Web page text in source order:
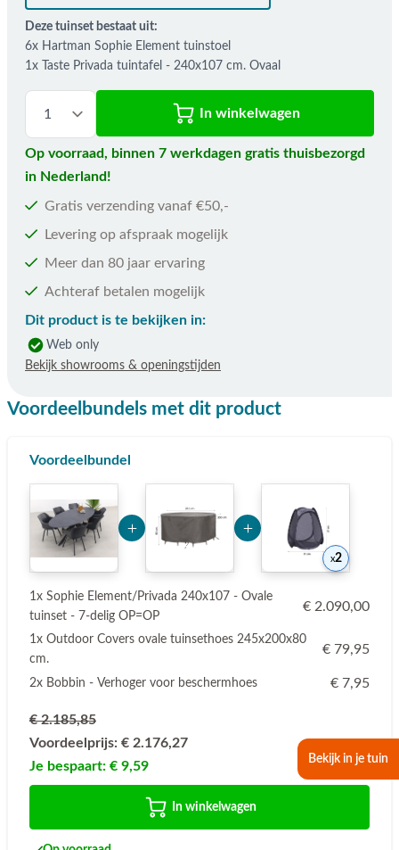
Bekijk in je tuin
Deze tuinset bestaat uit:
6x Hartman Sophie Element tuinstoel
1x Taste Privada tuintafel - 240x107 cm. Ovaal
In winkelwagen
Op voorraad, binnen 7 werkdagen gratis thuisbezorgd
in Nederland!
Gratis verzending vanaf €50,-
Levering op afspraak mogelijk
Meer dan 80 jaar ervaring
Achteraf betalen mogelijk
Dit product is te bekijken in:
Web only
Bekijk showrooms & openingstijden
Voordeelbundels met dit product
Voordeelbundel
2
1x Sophie Element/Privada 240x107 - Ovale
tuinset - 7-delig OP=OP
€ 2.090,00
1x Outdoor Covers ovale tuinsethoes 245x200x80
cm.
€ 79,95
2x Bobbin - Verhoger voor beschermhoes € 7,95
€ 2.185,85
Voordeelprijs: € 2.176,27
Je bespaart: € 9,59
In winkelwagen